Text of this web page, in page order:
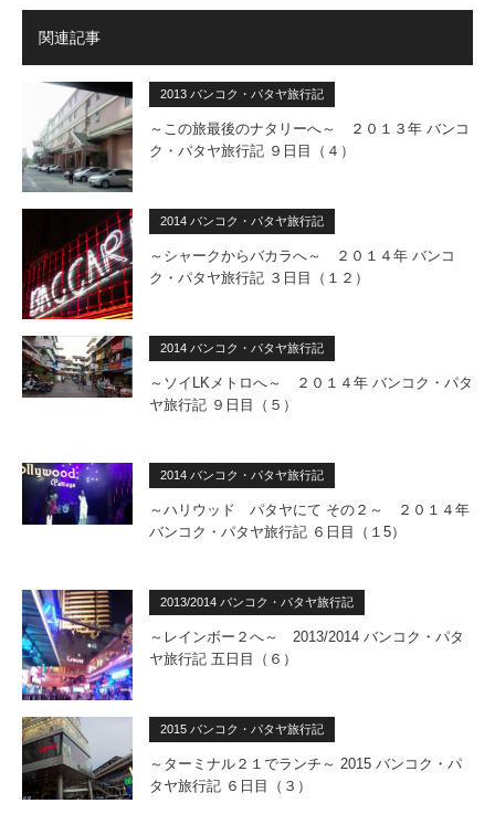
関連記事
2013 バンコク・パタヤ旅行記
～この旅最後のナタリーへ～ ２０１３年 バンコ
ク・パタヤ旅行記 ９日目（４）
2014 バンコク・パタヤ旅行記
～シャークからバカラへ～ ２０１４年 バンコ
ク・パタヤ旅行記 ３日目（１２）
2014 バンコク・パタヤ旅行記
～ソイLKメトロへ～ ２０１４年 バンコク・パタ
ヤ旅行記 ９日目（５）
2014 バンコク・パタヤ旅行記
～ハリウッド パタヤにて その２～ ２０１４年
バンコク・パタヤ旅行記 ６日目（１5）
2013/2014 バンコク・パタヤ旅行記
～レインボー２へ～ 2013/2014 バンコク・パタ
ヤ旅行記 五日目（６）
2015 バンコク・パタヤ旅行記
～ターミナル２１でランチ～ 2015 バンコク・パ
タヤ旅行記 ６日目（３）